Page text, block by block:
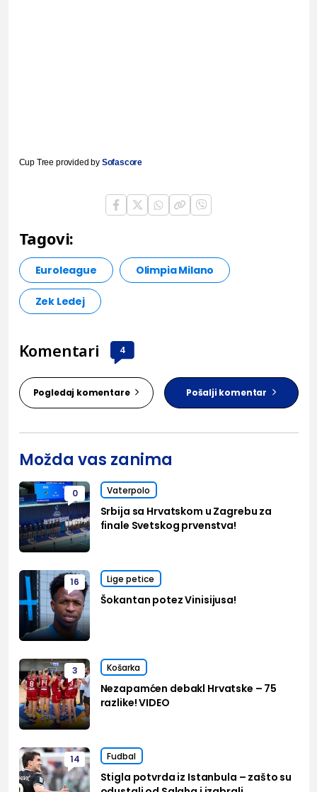
Cup Tree provided by Sofascore
Tagovi:
Euroleague Olimpia Milano
Zek Ledej
Komentari 4
Pogledaj komentare Pošalji komentar
Možda vas zanima
0 Vaterpolo
Srbija sa Hrvatskom u Zagrebu za
finale Svetskog prvenstva!
16 Lige petice
Šokantan potez Vinisijusa!
3 Košarka
Nezapamćen debakl Hrvatske – 75
razlike! VIDEO
14 Fudbal
Stigla potvrda iz Istanbula – zašto su